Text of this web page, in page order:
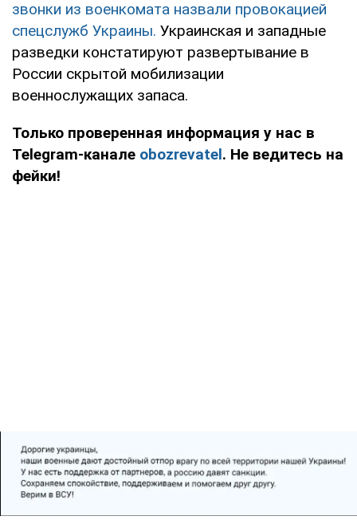
звонки из военкомата назвали провокацией
спецслужб Украины. Украинская и западные
разведки констатируют развертывание в
России скрытой мобилизации
военнослужащих запаса.
Только проверенная информация у нас в
Telegram-канале obozrevatel. Не ведитесь на
фейки!